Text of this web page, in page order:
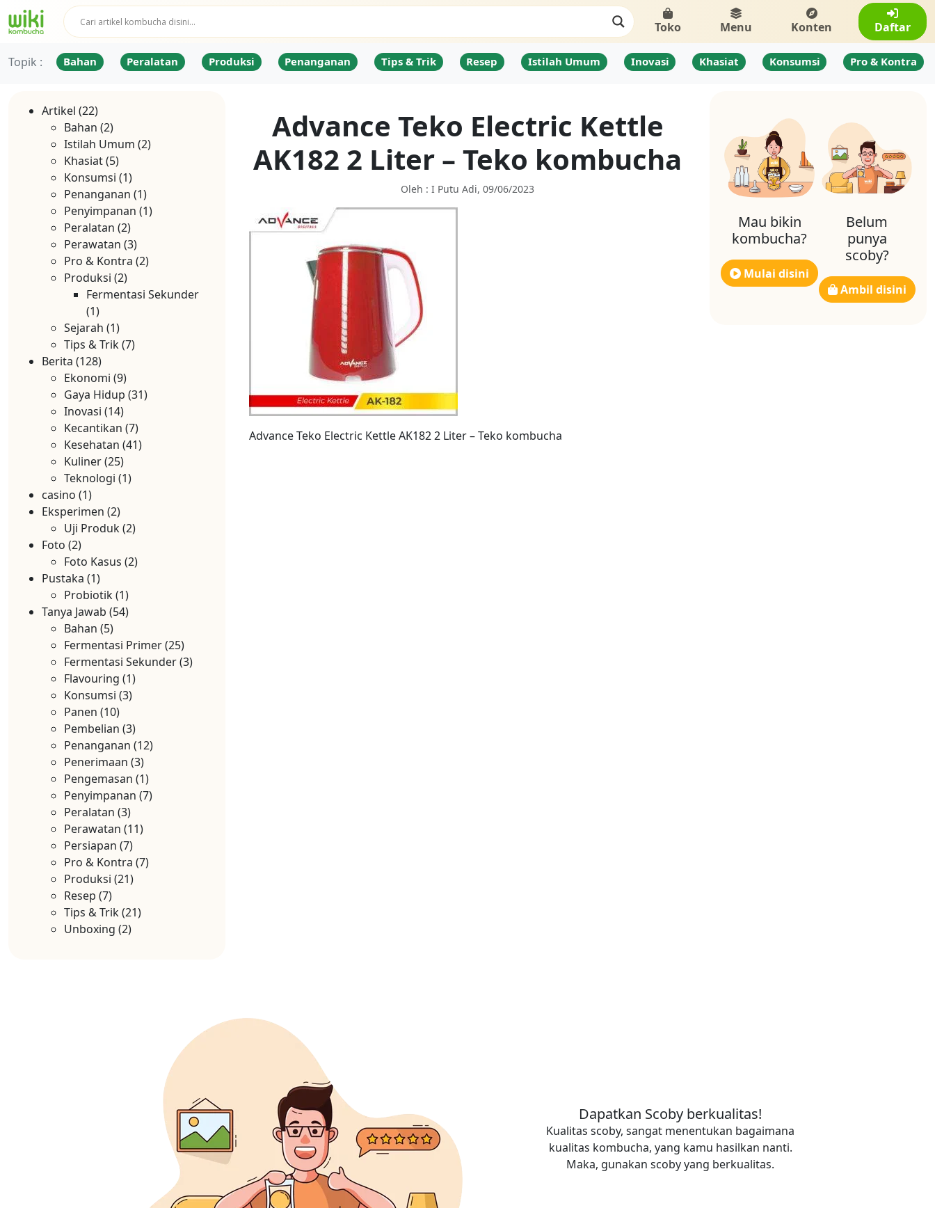
Toko Menu Konten Daftar
Topik : Bahan Peralatan Produksi Penanganan Tips & Trik Resep Istilah Umum Inovasi Khasiat Konsumsi Pro & Kontra
Mau bikin
kombucha?
Mulai disini
Belum
punya
scoby?
Ambil disini
Advance Teko Electric Kettle
AK182 2 Liter – Teko kombucha
Oleh : I Putu Adi, 09/06/2023
Advance Teko Electric Kettle AK182 2 Liter – Teko kombucha
Artikel (22)
Bahan (2)
Istilah Umum (2)
Khasiat(5)
Konsumsi (1)
Penanganan (1)
Penyimpanan (1)
Peralatan (2)
Perawatan (3)
Pro & Kontra (2)
Produksi (2)
Fermentasi Sekunder
(1)
Sejarah (1)
Tips & Trik(7)
Berita (128)
Ekonomi (9)
Gaya Hidup (31)
Inovasi (14)
Kecantikan (7)
Kesehatan (41)
Kuliner(25)
Teknologi (1)
casino (1)
Eksperimen (2)
Uji Produk(2)
Foto (2)
Foto Kasus (2)
Pustaka (1)
Probiotik(1)
Tanya Jawab (54)
Bahan (5)
Fermentasi Primer(25)
Fermentasi Sekunder(3)
Flavouring (1)
Konsumsi (3)
Panen (10)
Pembelian (3)
Penanganan (12)
Penerimaan (3)
Pengemasan (1)
Penyimpanan (7)
Peralatan (3)
Perawatan (11)
Persiapan (7)
Pro & Kontra (7)
Produksi (21)
Resep (7)
Tips & Trik(21)
Unboxing (2)
Dapatkan Scoby berkualitas!
Kualitas scoby, sangat menentukan bagaimana
kualitas kombucha, yang kamu hasilkan nanti.
Maka, gunakan scoby yang berkualitas.